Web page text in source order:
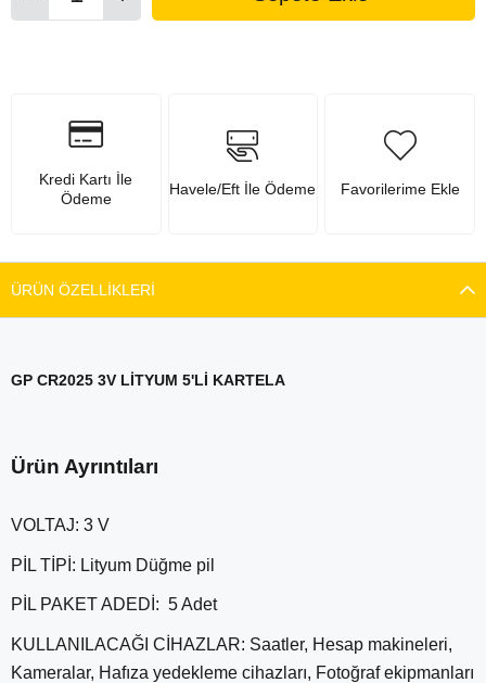
Kredi Kartı İle
Ödeme
Havele/Eft İle Ödeme Favorilerime Ekle
ÜRÜN ÖZELLIKLERI
GP CR2025 3V LİTYUM 5'Lİ KARTELA
Ürün Ayrıntıları
VOLTAJ: 3 V
PİL TİPİ: Lityum Düğme pil
PİL PAKET ADEDİ: 5 Adet
KULLANILACAĞI CİHAZLAR: Saatler, Hesap makineleri,
Kameralar, Hafıza yedekleme cihazları, Fotoğraf ekipmanları